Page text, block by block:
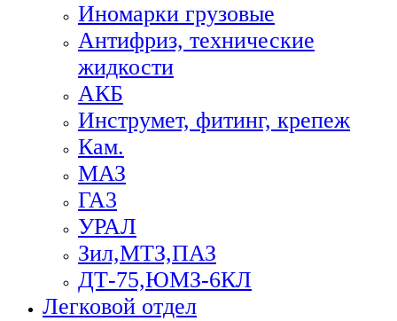
Иномарки грузовые
Антифриз, технические
жидкости
АКБ
Инструмет, фитинг, крепеж
Кам.
МАЗ
ГА3
УРАЛ
Зил,МТЗ,ПАЗ
ДТ-75,ЮМЗ-6КЛ
Легковой отдел